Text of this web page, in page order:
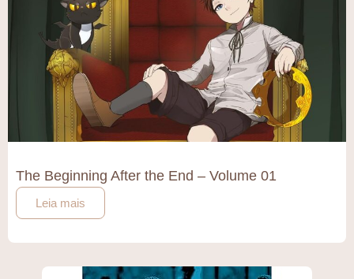
The Beginning After the End – Volume 01
Leia mais